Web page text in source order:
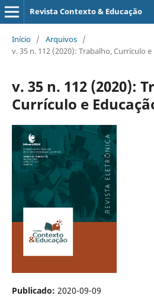
Revista Contexto & Educação
Início / Arquivos /
v. 35 n. 112 (2020): Trabalho, Currículo e
v. 35 n. 112 (2020):
Currículo e
Publicado: 2020-09-09